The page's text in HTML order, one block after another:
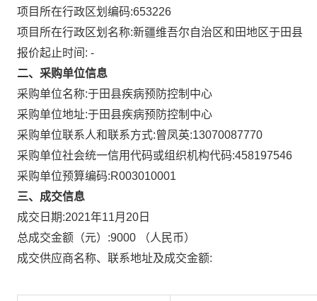
项目所在行政区划编码:653226
项目所在行政区划名称:新疆维吾尔自治区和田地区于田县
报价起止时间: -
二、采购单位信息
采购单位名称:于田县疾病预防控制中心
采购单位地址:于田县疾病预防控制中心
采购单位联系人和联系方式:曾凤英:13070087770
采购单位社会统一信用代码或组织机构代码:458197546
采购单位预算编码:R003010001
三、成交信息
成交日期:2021年11月20日
总成交金额（元）:9000 （人民币）
成交供应商名称、联系地址及成交金额: